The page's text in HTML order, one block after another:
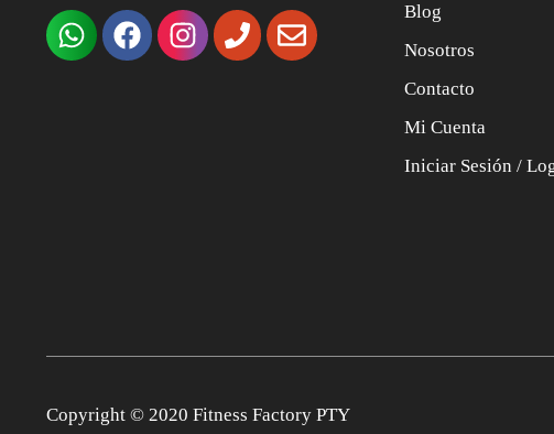
Blog
Nosotros
Contacto
Mi Cuenta
Iniciar Sesión /
Copyright © 2020 Fitness Factory PTY